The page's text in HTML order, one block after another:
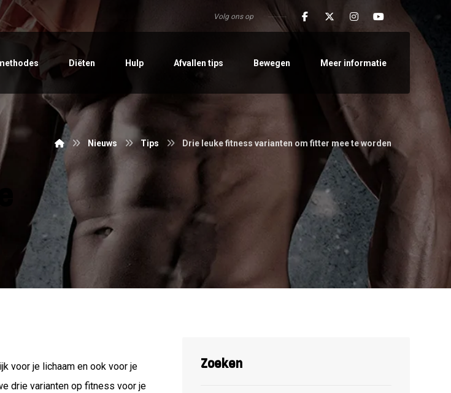
Volg ons op
Diëten Hulp Afvallen tips Bewegen Meer informatie
Nieuws Tips Drie leuke fitness varianten om fitter mee te worden
voor je lichaam en ook voor je
drie varianten op fitness voor je
Zoeken